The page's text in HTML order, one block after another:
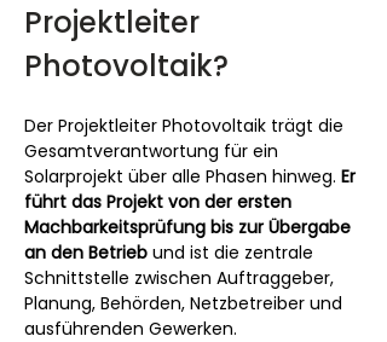
Projektleiter
Photovoltaik?
Der Projektleiter Photovoltaik trägt die
Gesamtverantwortung für ein
Solarprojekt über alle Phasen hinweg. Er
führt das Projekt von der ersten
Machbarkeitsprüfung bis zur Übergabe
an den Betrieb und ist die zentrale
Schnittstelle zwischen Auftraggeber,
Planung, Behörden, Netzbetreiber und
ausführenden Gewerken.